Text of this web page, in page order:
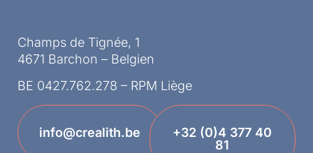
Champs de Tignée, 1
4671 Barchon – Belgien
BE 0427.762.278 – RPM Liège
info@crealith.be
+32 (0)4 377 40
81